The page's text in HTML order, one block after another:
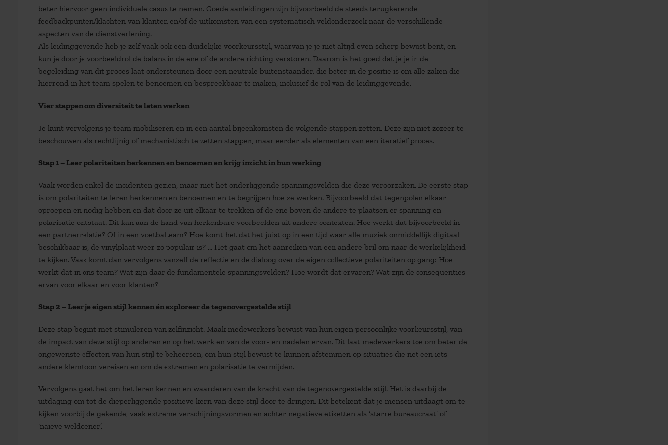
beter hiervoor geen individuele casus te nemen. Goede aanleidingen zijn bijvoorbeeld de steeds terugkerende
feedbackpunten/klachten van klanten en/of de uitkomsten van een systematisch veldonderzoek naar de verschillende
aspecten van de dienstverlening.
Als leidinggevende heb je zelf vaak ook een duidelijke voorkeursstijl, waarvan je je niet altijd even scherp bewust bent, en
kun je door je voorbeeldrol de balans in de ene of de andere richting verstoren. Daarom is het goed dat je je in de
begeleiding van dit proces laat ondersteunen door een neutrale buitenstaander, die beter in de positie is om alle zaken die
hierrond in het team spelen te benoemen en bespreekbaar te maken, inclusief de rol van de leidinggevende.
Vier stappen om diversiteit te laten werken
Je kunt vervolgens je team mobiliseren en in een aantal bijeenkomsten de volgende stappen zetten. Deze zijn niet zozeer te
beschouwen als rechtlijnig of mechanistisch te zetten stappen, maar eerder als elementen van een iteratief proces.
Stap 1 – Leer polariteiten herkennen en benoemen en krijg inzicht in hun werking
Vaak worden enkel de incidenten gezien, maar niet het onderliggende spanningsvelden die deze veroorzaken. De eerste stap
is om polariteiten te leren herkennen en benoemen en te begrijpen hoe ze werken. Bijvoorbeeld dat tegenpolen elkaar
oproepen en nodig hebben en dat door ze uit elkaar te trekken of de ene boven de andere te plaatsen er spanning en
polarisatie ontstaat. Dit kan aan de hand van herkenbare voorbeelden uit andere contexten. Hoe werkt dat bijvoorbeeld in
een partnerrelatie? Of in een voetbalteam? Hoe komt het dat het juist op in een tijd waar alle muziek onmiddellijk digitaal
beschikbaar is, de vinylplaat weer zo populair is? … Het gaat om het aanreiken van een andere bril om naar de werkelijkheid
te kijken. Vaak komt dan vervolgens vanzelf de reflectie en de dialoog over de eigen collectieve polariteiten op gang: Hoe
werkt dat in ons team? Wat zijn daar de fundamentele spanningsvelden? Hoe wordt dat ervaren? Wat zijn de consequenties
ervan voor elkaar en voor klanten?
Stap 2 – Leer je eigen stijl kennen én exploreer de tegenovergestelde stijl
Deze stap begint met stimuleren van zelfinzicht. Maak medewerkers bewust van hun eigen persoonlijke voorkeursstijl, van
de impact van deze stijl op anderen en op het werk en van de voor- en nadelen ervan. Dit laat medewerkers toe om beter de
ongewenste effecten van hun stijl te beheersen, om hun stijl bewust te kunnen afstemmen op situaties die net een iets
andere klemtoon vereisen en om de extremen en polarisatie te vermijden.
Vervolgens gaat het om het leren kennen en waarderen van de kracht van de tegenovergestelde stijl. Het is daarbij de
uitdaging om tot de dieperliggende positieve kern van deze stijl door te dringen. Dit betekent dat je mensen uitdaagt om te
kijken voorbij de gekende, vaak extreme verschijningsvormen en achter negatieve etiketten als ‘starre bureaucraat’ of
‘naïeve weldoener’.